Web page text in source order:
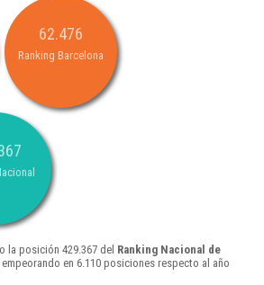
62.476
Ranking Barcelona
la posición 429.367 del Ranking Nacional de
en 6.110 posiciones respecto al año